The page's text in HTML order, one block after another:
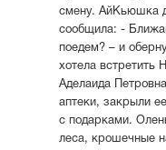
смену. АйКьюшка
сообщила: -
поедем? – и
хотела встретить
Аделаида
аптеки, закрыли
с подарками.
леса, крошечные